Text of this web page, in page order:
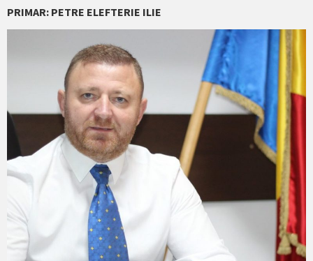
PRIMAR: PETRE ELEFTERIE ILIE